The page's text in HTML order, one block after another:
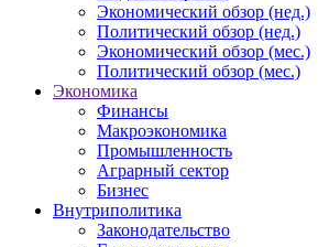
Экономический обзор (нед.)
Политический обзор (нед.)
Экономический обзор (мес.)
Политический обзор (мес.)
Экономика
Финансы
Макроэкономика
Промышленность
Аграрный сектор
Бизнес
Внутриполитика
Законодательство